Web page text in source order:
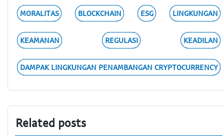
MORALITAS BLOCKCHAIN ESG LINGKUNGAN
KEAMANAN REGULASI KEADILAN
DAMPAK LINGKUNGAN PENAMBANGAN CRYPTOCURRENCY
Related posts